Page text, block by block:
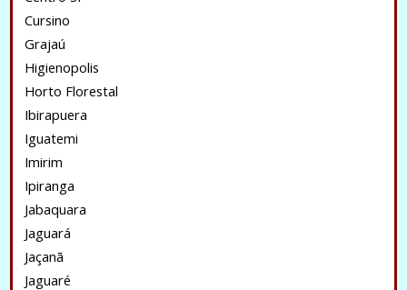
Cursino
Grajaú
Higienopolis
Horto Florestal
Ibirapuera
Iguatemi
Imirim
Ipiranga
Jabaquara
Jaguará
Jaçanã
Jaguaré